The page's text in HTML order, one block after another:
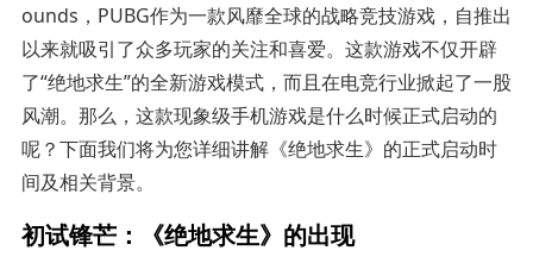
ounds，PUBG作为一款风靡全球的战略竞技游戏，自推出
以来就吸引了众多玩家的关注和喜爱。这款游戏不仅开辟
了“绝地求生”的全新游戏模式，而且在电竞行业掀起了一股
风潮。那么，这款现象级手机游戏是什么时候正式启动的
呢？下面我们将为您详细讲解《绝地求生》的正式启动时
间及相关背景。
初试锋芒：《绝地求生》的出现